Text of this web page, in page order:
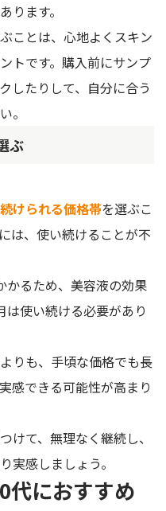
ります。
ことは、心地よくスキン
トです。購入前にサンプ
したりして、自分に合う
。
ぶ
けられる価格帯を選ぶこ
は、使い続けることが不
かるため、美容液の効果
使い続ける必要があり
りも、手頃な価格でも長
感できる可能性が高まり
けて、無理なく継続し、
実感しましょう。
代におすすめ